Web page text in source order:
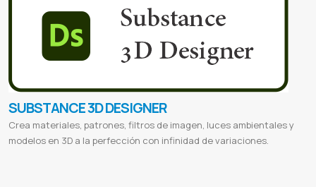
SUBSTANCE 3D DESIGNER
Crea materiales, patrones, filtros de imagen, luces ambientales y
modelos en 3D a la perfección con infinidad de variaciones.